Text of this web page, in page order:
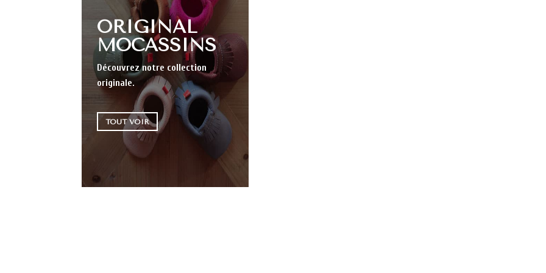
ORIGINAL
MOCASSINS
Découvrez notre collection
originale.
TOUT VOIR